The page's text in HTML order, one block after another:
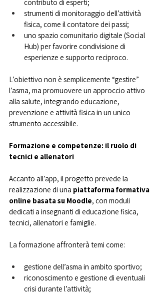
contributo di esperti;
strumenti di monitoraggio dell’attività
fisica, come il contatore dei passi;
uno spazio comunitario digitale (Social
Hub) per favorire condivisione di
esperienze e supporto reciproco.
L’obiettivo non è semplicemente “gestire”
l’asma, ma promuovere un approccio attivo
alla salute, integrando educazione,
prevenzione e attività fisica in un unico
strumento accessibile.
Formazione e competenze: il ruolo di
tecnici e allenatori
Accanto all’app, il progetto prevede la
realizzazione di una piattaforma formativa
online basata su Moodle, con moduli
dedicati a insegnanti di educazione fisica,
tecnici, allenatori e famiglie.
La formazione affronterà temi come:
gestione dell’asma in ambito sportivo;
riconoscimento e gestione di eventuali
crisi durante l’attività;